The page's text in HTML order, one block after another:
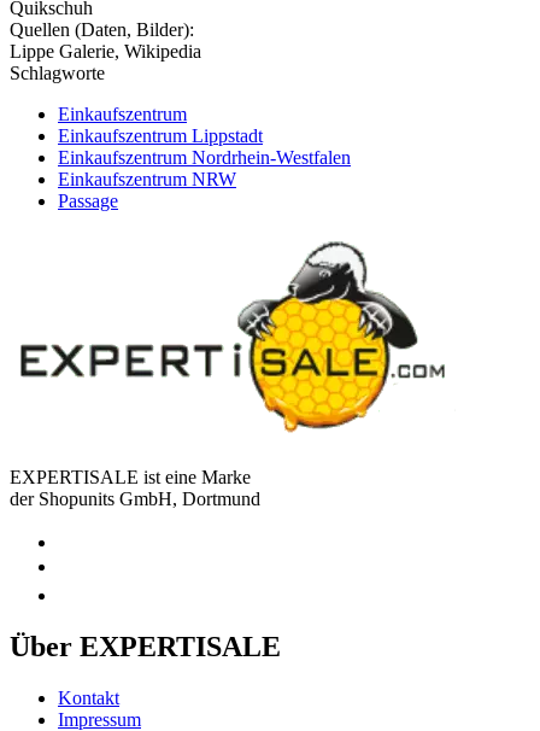
Quikschuh
Quellen (Daten, Bilder):
Lippe Galerie, Wikipedia
Schlagworte
Einkaufszentrum
Einkaufszentrum Lippstadt
Einkaufszentrum Nordrhein-Westfalen
Einkaufszentrum NRW
Passage
EXPERTISALE ist eine Marke
der Shopunits GmbH, Dortmund
Über EXPERTISALE
Kontakt
Impressum